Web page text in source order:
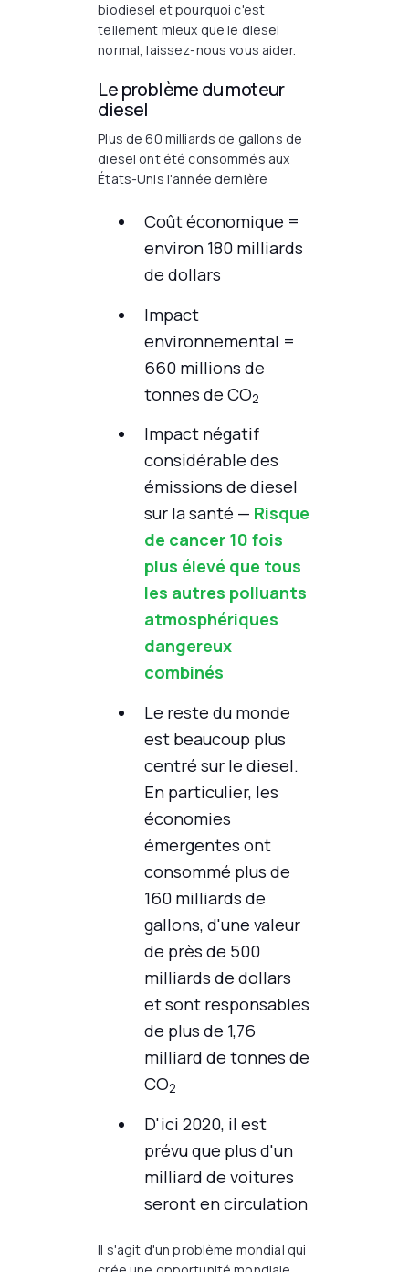
biodiesel et pourquoi c'est
tellement mieux que le diesel
normal, laissez-nous vous aider.
Le problème du moteur
diesel
Plus de 60 milliards de gallons de
diesel ont été consommés aux
États-Unis l'année dernière
Coût économique =
environ 180 milliards
de dollars
Impact
environnemental =
660 millions de
tonnes de CO2
Impact négatif
considérable des
émissions de diesel
sur la santé — Risque
de cancer 10 fois
plus élevé que tous
les autres polluants
atmosphériques
dangereux
combinés
Le reste du monde
est beaucoup plus
centré sur le diesel.
En particulier, les
économies
émergentes ont
consommé plus de
160 milliards de
gallons, d'une valeur
de près de 500
milliards de dollars
et sont responsables
de plus de 1,76
milliard de tonnes de
CO2
D'ici 2020, il est
prévu que plus d'un
milliard de voitures
seront en circulation
Il s'agit d'un problème mondial qui